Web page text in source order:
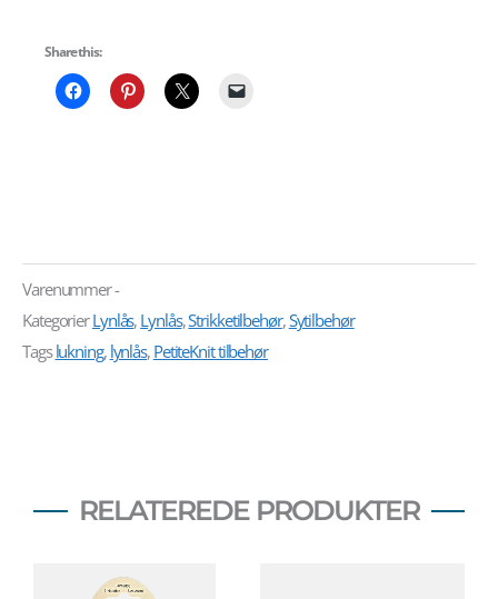
Share this:
Varenummer-
Kategorier Lynlås, Lynlås,Strikketilbehør,Sytilbehør
Tags lukning, lynlås, PetiteKnit tilbehør
RELATEREDE PRODUKTER